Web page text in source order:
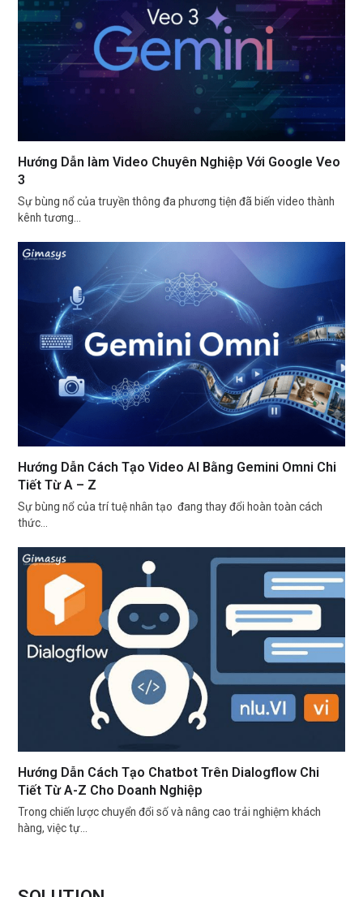
Hướng Dẫn làm Video Chuyên Nghiệp Với Google Veo
3
Sự bùng nổ của truyền thông đa phương tiện đã biến video thành
kênh tương…
Hướng Dẫn Cách Tạo Video AI Bằng Gemini Omni Chi
Tiết Từ A – Z
Sự bùng nổ của trí tuệ nhân tạo đang thay đổi hoàn toàn cách
thức…
Hướng Dẫn Cách Tạo Chatbot Trên Dialogflow Chi
Tiết Từ A-Z Cho Doanh Nghiệp
Trong chiến lược chuyển đổi số và nâng cao trải nghiệm khách
hàng, việc tự…